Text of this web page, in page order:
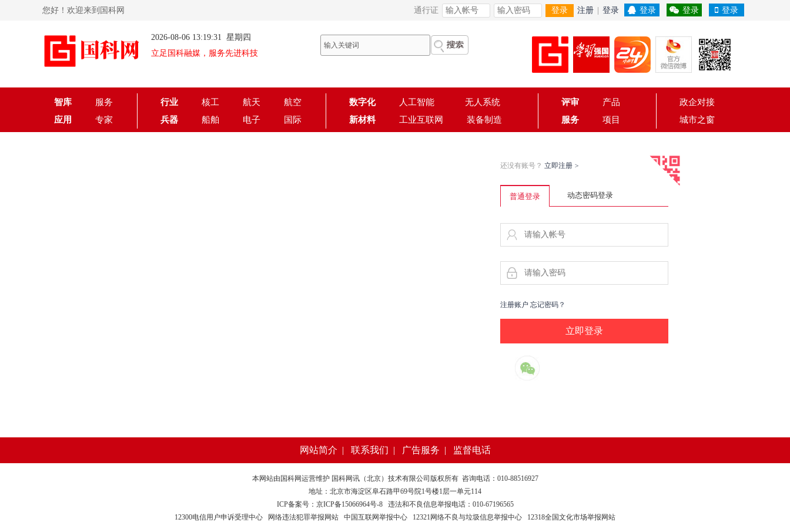
您好！欢迎来到国科网 通行证 登录 注册 登录 登录 登录 登录
2026-08-06 13:19:31 星期四
立足国科融媒，服务先进科技
智库
服务
应用
专家
行业 核工 航天
航空
兵器
船舶 电子 国际
数字化 人工智能
无人系统
新材料
工业互联网 装备制造
评审
产品
服务
项目
政企对接
城市之窗
还没有账号？ 立即注册 >
普通登录 动态密码登录
注册账户 忘记密码？
网站简介 | 联系我们 | 广告服务 | 监督电话
本网站由 国科网运营维护 国科网讯（北京）技术有限公司版权所有 咨询电话：010-88516927
地址：北京市海淀区阜石路甲69号院1号楼1层一单元114
ICP备案号：京ICP备15066964号-8违法和不良信息举报电话：010-67196565
12300电信用户申诉受理中心
网络违法犯罪举报网站 中国互联网举报中心 12321网络不良与垃圾信息举报中心 12318全国文化市场举报网站